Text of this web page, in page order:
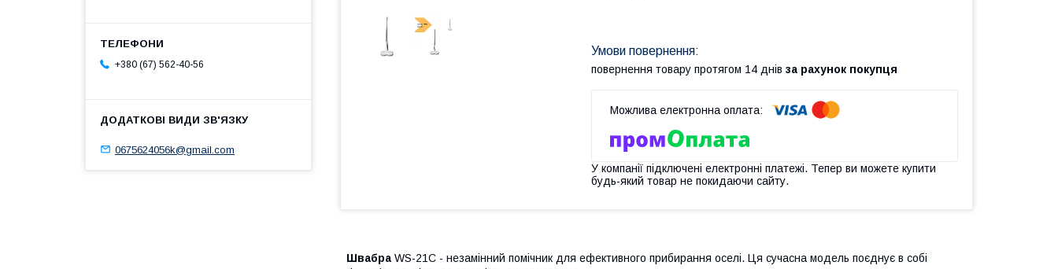
повернення товару протягом 14 днів за рахунок покупця
У компанії підключені електронні платежі. Тепер ви можете купити
будь-який товар не покидаючи сайту.
Швабра WS-21C - незамінний помічник для ефективного прибирання оселі. Ця сучасна модель поєднує в собі
+380 (67) 562-40-56
0675624056k@gmail.com